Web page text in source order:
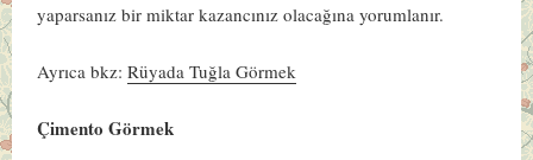
yaparsanız bir miktar kazancınız olacağına yorumlanır.
Ayrıca bkz:Rüyada Tuğla Görmek
Çimento Görmek